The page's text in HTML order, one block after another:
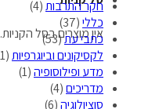
אין מוצרים בסל הקניות.
חקר התרבות(4)
כללי(37)
כתבי עת(53)
לקסיקונים וביוגרפיות(1)
מדע ופילוסופיה(1)
מדריכים(4)
סוציולוגיה(6)